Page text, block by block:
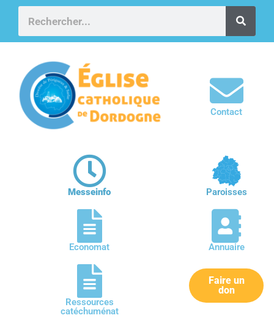
Contact
Messeinfo Paroisses
Economat Annuaire
Ressources
catéchuménat
Faire un
don